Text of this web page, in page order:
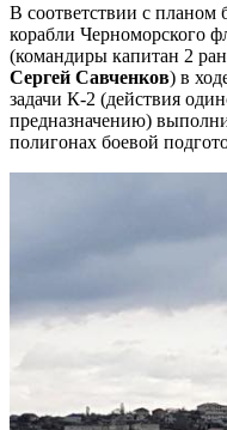
В соответствии с планом
корабли Черноморского
(командиры капитан 2
Сергей Савченков) в
задачи К-2 (действия
предназначению)
полигонах боевой